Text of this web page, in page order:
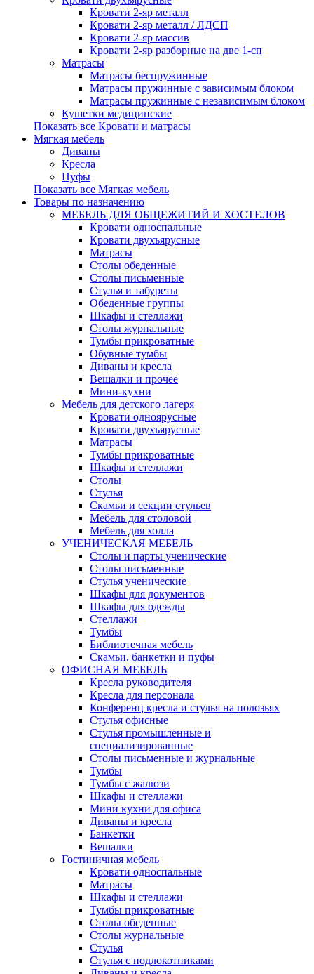
Кровати 2-яр металл
Кровати 2-яр металл / ЛДСП
Кровати 2-яр массив
Кровати 2-яр разборные на две 1-сп
Матрасы
Матрасы беспружинные
Матрасы пружинные с зависимым блоком
Матрасы пружинные с независимым блоком
Кушетки медицинские
Показать все Кровати и матрасы
Мягкая мебель
Диваны
Кресла
Пуфы
Показать все Мягкая мебель
Товары по назначению
МЕБЕЛЬ ДЛЯ ОБЩЕЖИТИЙ И ХОСТЕЛОВ
Кровати односпальные
Кровати двухъярусные
Матрасы
Столы обеденные
Столы письменные
Стулья и табуреты
Обеденные группы
Шкафы и стеллажи
Столы журнальные
Тумбы прикроватные
Обувные тумбы
Диваны и кресла
Вешалки и прочее
Мини-кухни
Мебель для детского лагеря
Кровати одноярусные
Кровати двухъярусные
Матрасы
Тумбы прикроватные
Шкафы и стеллажи
Столы
Стулья
Скамьи и секции стульев
Мебель для столовой
Мебель для холла
УЧЕНИЧЕСКАЯ МЕБЕЛЬ
Столы и парты ученические
Столы письменные
Стулья ученические
Шкафы для документов
Шкафы для одежды
Стеллажи
Тумбы
Библиотечная мебель
Скамьи, банкетки и пуфы
ОФИСНАЯ МЕБЕЛЬ
Кресла руководителя
Кресла для персонала
Конференц кресла и стулья на полозьях
Стулья офисные
Стулья промышленные и
специализированные
Столы письменные и журнальные
Тумбы
Тумбы с жалюзи
Шкафы и стеллажи
Мини кухни для офиса
Диваны и кресла
Банкетки
Вешалки
Гостиничная мебель
Кровати односпальные
Матрасы
Шкафы и стеллажи
Тумбы прикроватные
Столы обеденные
Столы журнальные
Стулья
Стулья с подлокотниками